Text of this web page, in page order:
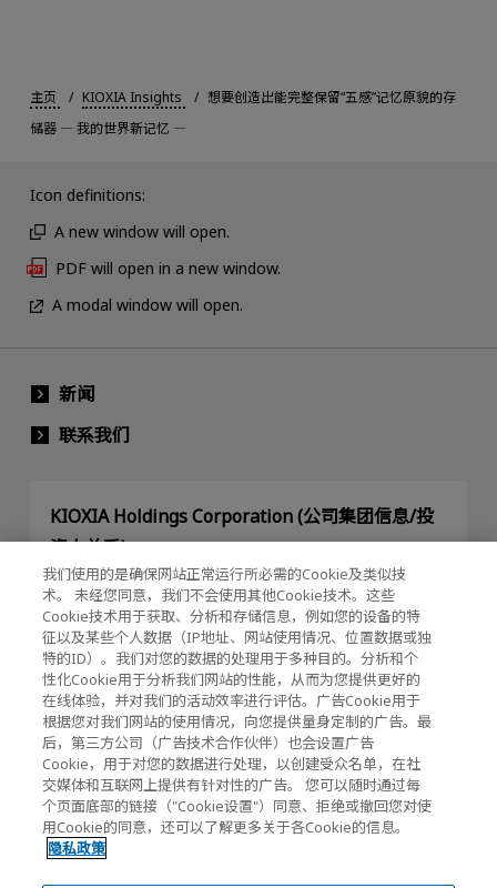
主页 KIOXIA Insights
想要创造出能完整保留“五感”记忆原貌的存
储器 ― 我的世界新记忆 ―
Icon definitions:
A new window will open.
PDF will open in a new window.
A modal window will open.
新闻
联系我们
KIOXIA Holdings Corporation (公司集团信息/投
资人关系)
KIOXIA Holdings Corporation Home
投资人关系
隐私政策
Cookie设置
我们使用的是确保网站正常运行所必需的Cookie及类似技
术。 未经您同意，我们不会使用其他Cookie技术。这些
Cookie技术用于获取、分析和存储信息，例如您的设备的特
征以及某些个人数据（IP地址、网站使用情况、位置数据或独
特的ID）。我们对您的数据的处理用于多种目的。分析和个
性化Cookie用于分析我们网站的性能，从而为您提供更好的
在线体验，并对我们的活动效率进行评估。广告Cookie用于
根据您对我们网站的使用情况，向您提供量身定制的广告。最
后，第三方公司（广告技术合作伙伴）也会设置广告
Cookie，用于对您的数据进行处理，以创建受众名单，在社
交媒体和互联网上提供有针对性的广告。 您可以随时通过每
个页面底部的链接（"Cookie设置"）同意、拒绝或撤回您对使
用Cookie的同意，还可以了解更多关于各Cookie的信息。
隐私政策